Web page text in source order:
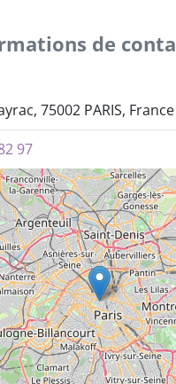
de
75002 PARIS, France
97